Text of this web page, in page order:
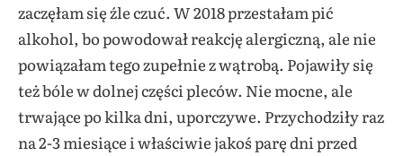
zaczęłam się źle czuć. W 2018 przestałam pić
alkohol, bo powodował reakcję alergiczną, ale nie
powiązałam tego zupełnie z wątrobą. Pojawiły się
też bóle w dolnej części pleców. Nie mocne, ale
trwające po kilka dni, uporczywe. Przychodziły raz
na 2-3 miesiące i właściwie jakoś parę dni przed